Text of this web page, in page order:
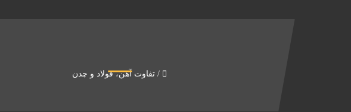
/تفاوت آهن، فولاد و چدن